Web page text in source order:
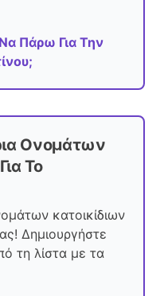
Πάρω Για Την
Ονομάτων
Το
κατοικίδιων
Δημιουργήστε
τη λίστα με τα